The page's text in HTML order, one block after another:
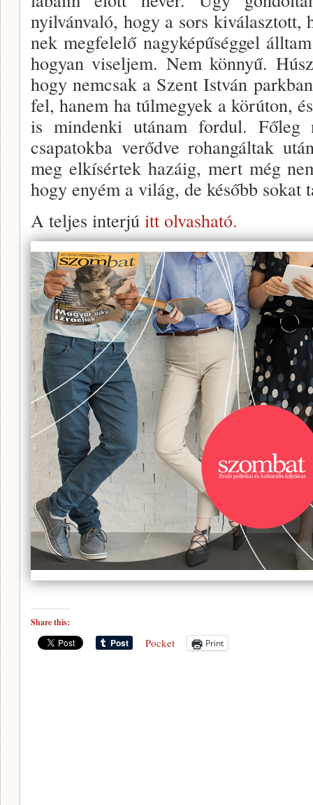
nyilvánvaló, hogy a sors
nek megfelelő nagyképűséggel
hogyan vi­seljem. Nem könnyű.
hogy nemcsak a Szent István
fel, hanem ha túlmegyek a kör­úton,
is mindenki utánam fordul. Főleg
csapatokba verőd­ve rohangáltak
meg elkísértek hazáig, mert még
hogy enyém a világ, de később sokat
A teljes interjú itt olvasható.
Share this:
Pocket Print